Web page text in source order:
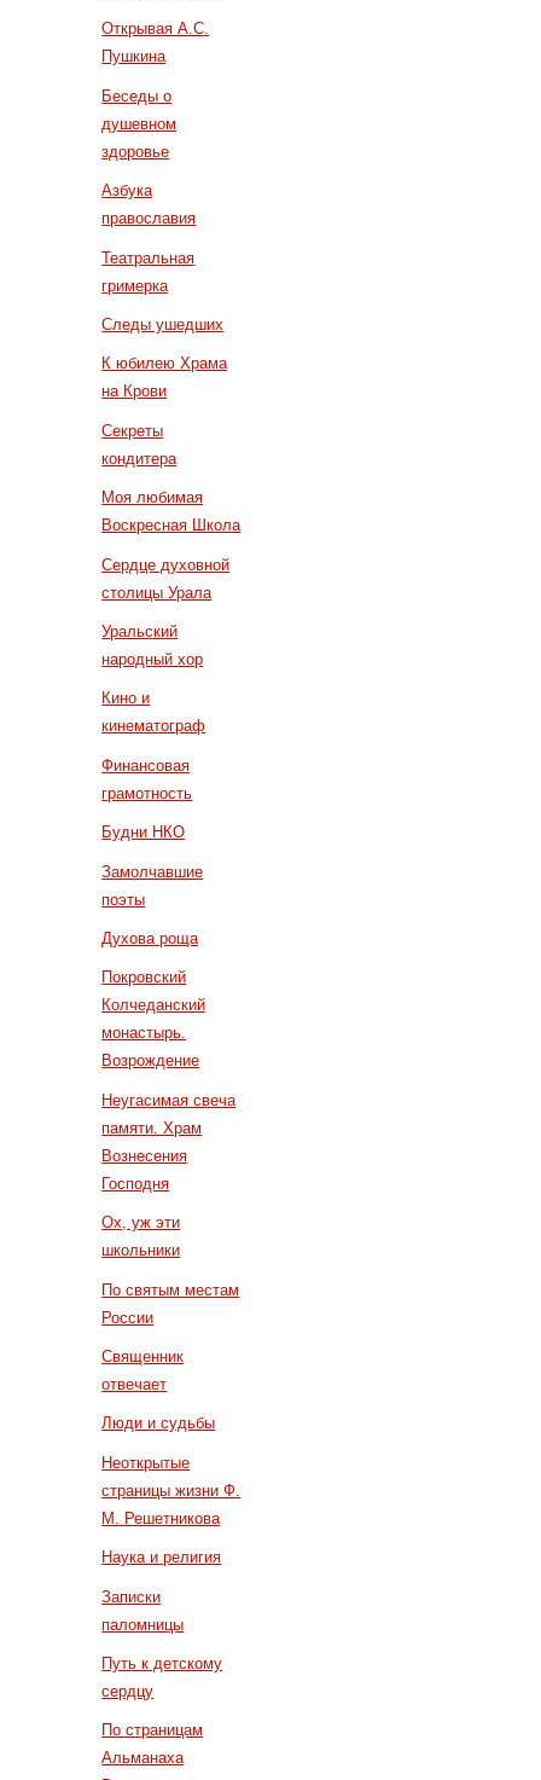
Открывая А.С.
Пушкина
Беседы о
душевном
здоровье
Азбука
православия
Театральная
гримерка
Следы ушедших
К юбилею Храма
на Крови
Секреты
кондитера
Моя любимая
Воскресная Школа
Сердце духовной
столицы Урала
Уральский
народный хор
Кино и
кинематограф
Финансовая
грамотность
Будни НКО
Замолчавшие
поэты
Духова роща
Покровский
Колчеданский
монастырь.
Возрождение
Неугасимая свеча
памяти. Храм
Вознесения
Господня
Ох, уж эти
школьники
По святым местам
России
Священник
отвечает
Люди и судьбы
Неоткрытые
страницы жизни Ф.
М. Решетникова
Наука и религия
Записки
паломницы
Путь к детскому
сердцу
По страницам
Альманаха